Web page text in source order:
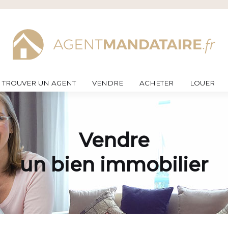
TROUVER UN AGENT VENDRE ACHETER LOUER
Vendre
un bien immobilier